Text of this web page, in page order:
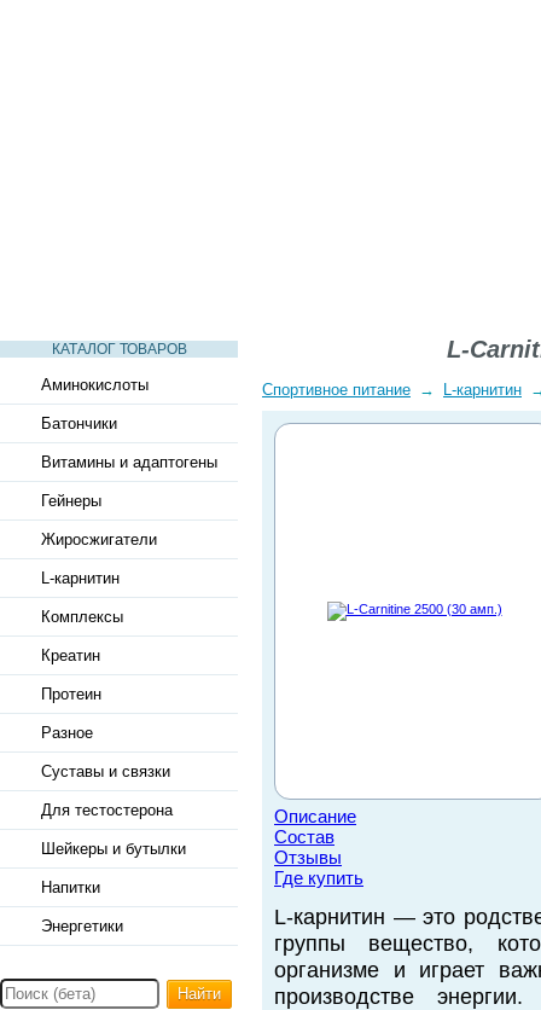
КАТАЛОГ ТОВАРОВ
Аминокислоты
Батончики
Витамины и адаптогены
Гейнеры
Жиросжигатели
L-карнитин
Комплексы
Креатин
Протеин
Разное
Суставы и связки
Для тестостерона
Шейкеры и бутылки
Напитки
Энергетики
Найти
L-
Спортивное питание → L-карнитин
Описание
Состав
Отзывы
Где купить
L-карнитин — это
группы вещество,
организме и играет
производстве